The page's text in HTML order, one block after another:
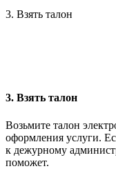
3. Взять талон
3. Взять талон
Возьмите талон
оформления услуги.
к дежурному
поможет.